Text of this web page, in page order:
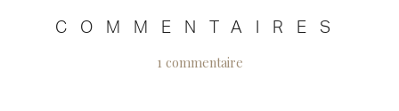
COMMENTAIRES
1 commentaire